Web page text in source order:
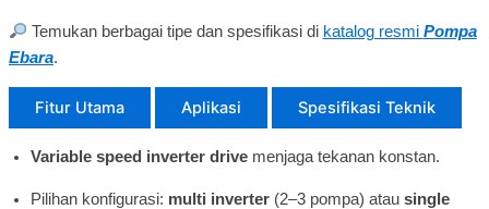
Temukan berbagai tipe dan spesifikasi di katalog resmi Pompa
Ebara.
Fitur Utama Aplikasi Spesifikasi Teknik
Variable speed inverter drive menjaga tekanan konstan.
Pilihan konfigurasi: multi inverter (2–3 pompa) atau single